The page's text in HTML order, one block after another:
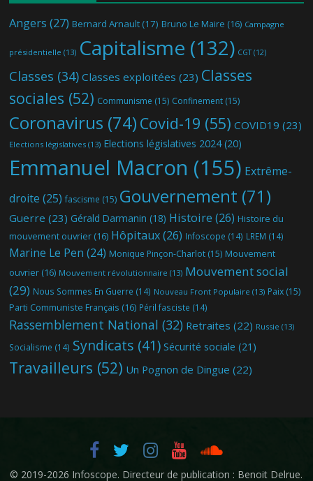
Angers (27) Bernard Arnault (17) Bruno Le Maire (16) Campagne
présidentielle (13) Capitalisme (132) CGT(12)
Classes (34) Classes exploitées (23) Classes
sociales (52) Communisme (15) Confinement (15)
Coronavirus (74) Covid-19 (55) COVID19 (23)
Elections législatives (13) Elections législatives 2024(20)
Emmanuel Macron (155) Extrême-
droite (25) fascisme (15) Gouvernement (71)
Guerre (23) Gérald Darmanin (18) Histoire (26) Histoire du
mouvement ouvrier (16) Hôpitaux(26) Infoscope (14) LREM (14)
Marine Le Pen (24) Monique Pinçon-Charlot (15) Mouvement
ouvrier (16) Mouvement révolutionnaire (13) Mouvement social
(29) Nous Sommes En Guerre (14) Nouveau Front Populaire (13) Paix (15)
Parti Communiste Français (16) Péril fasciste (14)
Rassemblement National (32) Retraites (22) Russie (13)
Socialisme (14) Syndicats (41) Sécurité sociale (21)
Travailleurs (52) Un Pognon de Dingue (22)
© 2019-2026 Infoscope. Directeur de publication : Benoit Delrue.